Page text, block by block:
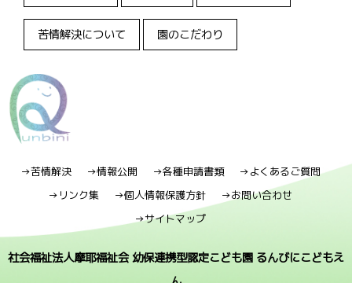
苦情解決について 園のこだわり
→苦情解決 →情報公開 →各種申請書類
→よくあるご質問
→リンク集
→個人情報保護方針
→お問い合わせ
→サイトマップ
社会福祉法人摩耶福祉会 幼保連携型認定こども園 るんびにこどもえ